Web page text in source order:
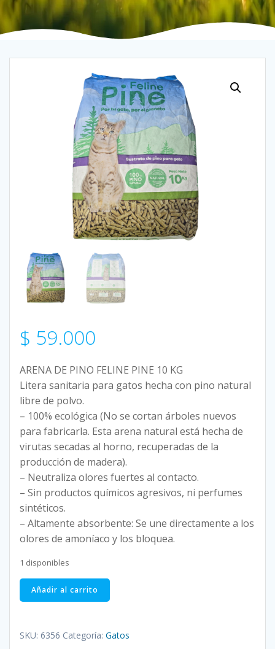
$ 59.000
ARENA DE PINO FELINE PINE 10 KG
Litera sanitaria para gatos hecha con pino natural
libre de polvo.
– 100% ecológica (No se cortan árboles nuevos
para fabricarla. Esta arena natural está hecha de
virutas secadas al horno, recuperadas de la
producción de madera).
– Neutraliza olores fuertes al contacto.
– Sin productos químicos agresivos, ni perfumes
sintéticos.
– Altamente absorbente: Se une directamente a los
olores de amoníaco y los bloquea.
1 disponibles
ARENA
DE
FELINE
Añadir al carrito
SKU: 6356 Categoría: Gatos